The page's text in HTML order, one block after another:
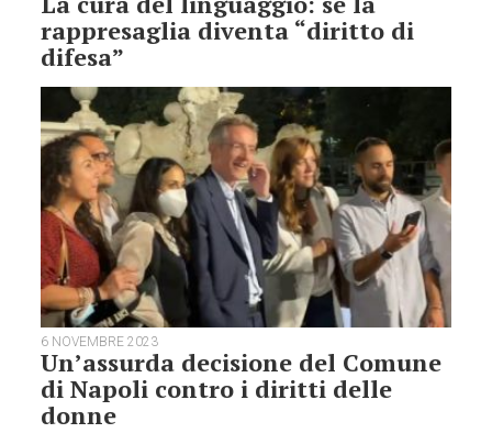
rappresaglia diventa “diritto di
difesa”
6 NOVEMBRE 2023
Un’assurda decisione del Comune
di Napoli contro i diritti delle
donne